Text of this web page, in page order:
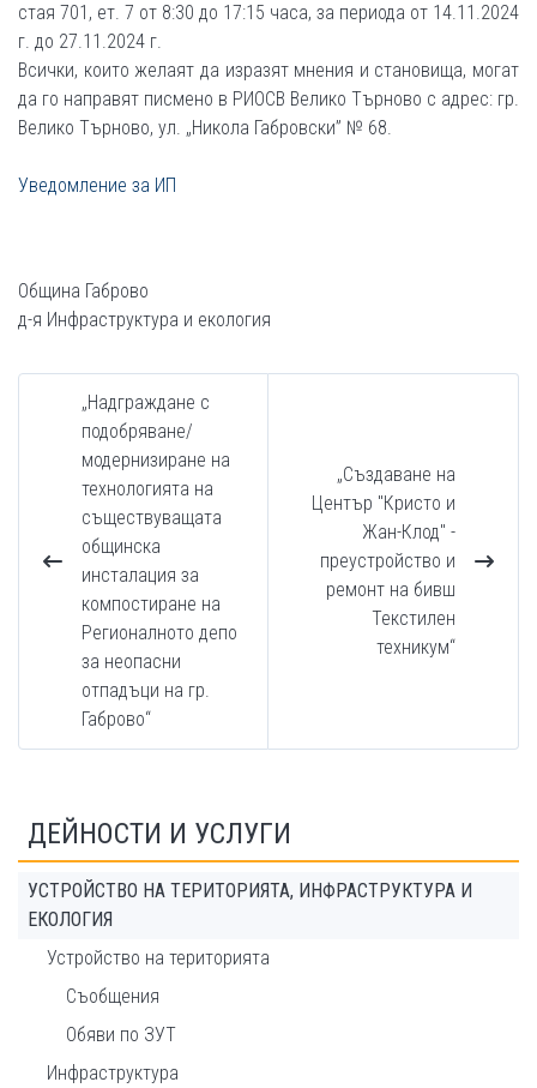
стая 701, ет. 7 от 8:30 до 17:15 часа, за периода от 14.11.2024
г. до 27.11.2024 г.
Всички, които желаят да изразят мнения и становища, могат
да го направят писмено в РИОСВ Велико Търново с адрес: гр.
Велико Търново, ул. „Никола Габровски” № 68.
Уведомление за ИП
Община Габрово
д-я Инфраструктура и екология
„Надграждане с
подобряване/
модернизиране на
технологията на
съществуващата
общинска
инсталация за
компостиране на
Регионалното депо
за неопасни
отпадъци на гр.
Габрово“
„Създаване на
Център "Кристо и
Жан-Клод" -
преустройство и
ремонт на бивш
Текстилен
техникум“
ДЕЙНОСТИ И УСЛУГИ
УСТРОЙСТВО НА ТЕРИТОРИЯТА, ИНФРАСТРУКТУРА И
ЕКОЛОГИЯ
Устройство на територията
Съобщения
Обяви по ЗУТ
Инфраструктура